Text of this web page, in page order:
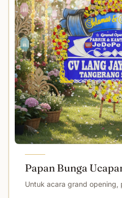
Papan Bunga
Untuk acara grand opening,